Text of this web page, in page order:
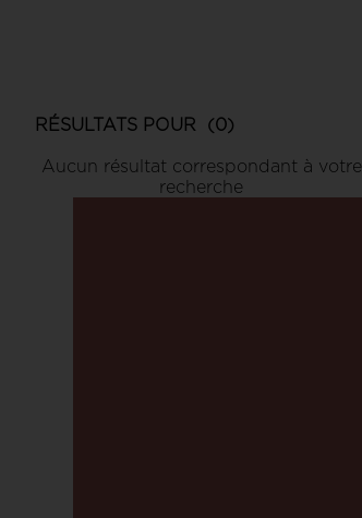
RÉSULTATS POUR (0)
Aucun résultat correspondant à votre
recherche